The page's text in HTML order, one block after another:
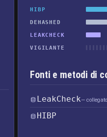
HIBP
DEHASHED
LEAKCHECK
VIGILANTE
Fonti e metodi di
LeakCheck—
HIBP